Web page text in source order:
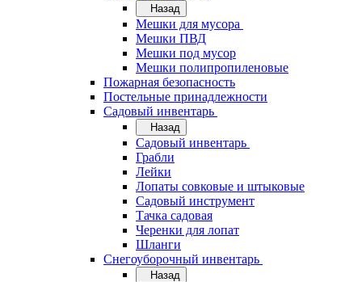
Назад
Мешки для мусора
Мешки ПВД
Мешки под мусор
Мешки полипропиленовые
Пожарная безопасность
Постельные принадлежности
Садовый инвентарь
Назад
Садовый инвентарь
Грабли
Лейки
Лопаты совковые и штыковые
Садовый инструмент
Тачка садовая
Черенки для лопат
Шланги
Снегоуборочный инвентарь
Назад